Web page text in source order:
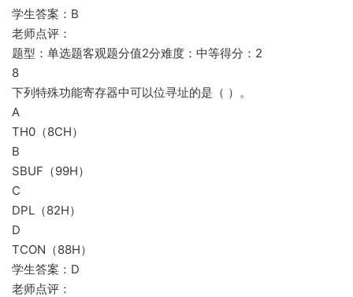
学生答案：B
老师点评：
题型：单选题客观题分值2分难度：中等得分：2
8
下列特殊功能寄存器中可以位寻址的是（ ）。
A
TH0（8CH）
B
SBUF（99H）
C
DPL（82H）
D
TCON（88H）
学生答案：D
老师点评：